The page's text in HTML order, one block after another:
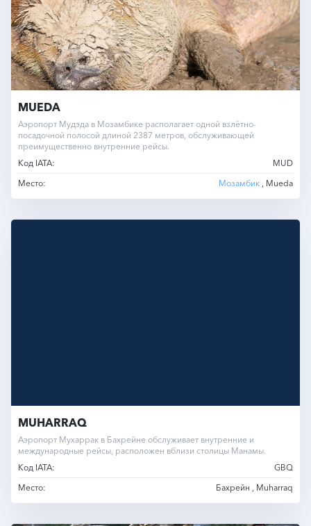
MUEDA
Аэропорт Мудэда в Мозамбике располагает одной взлётно-
посадочной полосой длиной 2387 метров, обслуживающей
преимущественно внутренние рейсы.
Код IATA:
MUD
Место:
Мозамбик , Mueda
MUHARRAQ
Аэропорт Мухаррак в Бахрейне обслуживает внутренние и
международные рейсы, расположен вблизи столицы Манамы.
Код IATA:
GBQ
Место:
Бахрейн , Muharraq